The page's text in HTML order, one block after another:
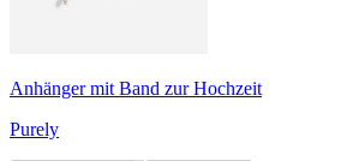
Anhänger mit Band zur Hochzeit
Purely